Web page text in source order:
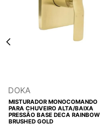
DOKA
MISTURADOR MONOCOMANDO
PARA CHUVEIRO ALTA/BAIXA
PRESSÃO BASE DECA RAINBOW
BRUSHED GOLD